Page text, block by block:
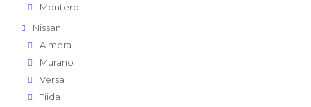
Montero
Nissan
Almera
Murano
Versa
Tiida